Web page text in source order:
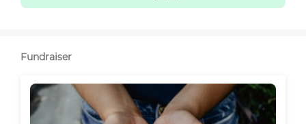
Fundraiser